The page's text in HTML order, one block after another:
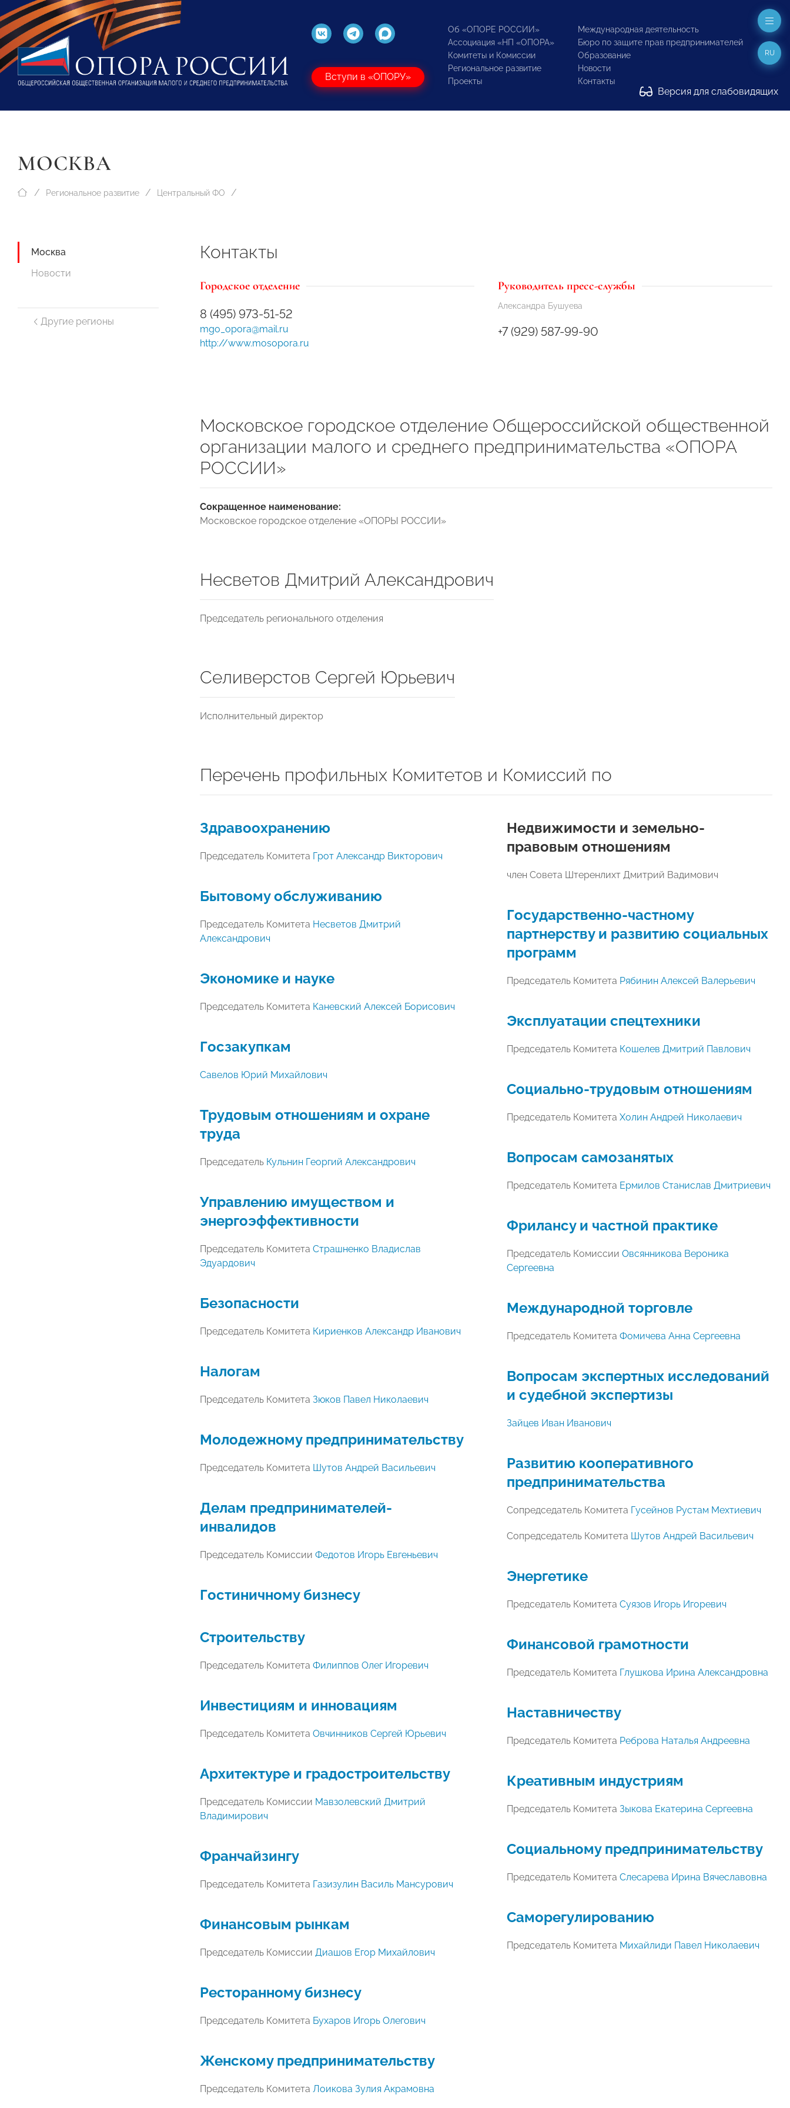
Вступи в «ОПОРУ»
Об «ОПОРЕ РОССИИ»
Ассоциация «НП «ОПОРА»
Комитеты и Комиссии
Региональное развитие
Проекты
Международная деятельность
Бюро по защите прав предпринимателей
Образование
Новости
Контакты
Версия для слабовидящих
RU
МОСКВА
Региональное развитие Центральный ФО
Москва
Новости
Другие регионы
Контакты
Городское отделение
8 (495) 973-51-52
mgo_opora@mail.ru
http://www.mosopora.ru
Руководитель пресс-службы
Александра Бушуева
+7 (929) 587-99-90
Московское городское отделение Общероссийской общественной
организации малого и среднего предпринимательства «ОПОРА
РОССИИ»
Сокращенное наименование:
Московское городское отделение «ОПОРЫ РОССИИ»
Несветов Дмитрий Александрович
Председатель регионального отделения
Селиверстов Сергей Юрьевич
Исполнительный директор
Перечень профильных Комитетов и Комиссий по
Здравоохранению
Председатель Комитета Грот Александр Викторович
Бытовому обслуживанию
Председатель Комитета Несветов Дмитрий
Александрович
Экономике и науке
Председатель Комитета Каневский Алексей Борисович
Госзакупкам
Савелов Юрий Михайлович
Трудовым отношениям и охране
труда
Председатель Кульнин Георгий Александрович
Управлению имуществом и
энергоэффективности
Председатель Комитета Страшненко Владислав
Эдуардович
Безопасности
Председатель Комитета Кириенков Александр Иванович
Налогам
Председатель Комитета Зюков Павел Николаевич
Молодежному предпринимательству
Председатель Комитета Шутов Андрей Васильевич
Делам предпринимателей-
инвалидов
Председатель Комиссии Федотов Игорь Евгеньевич
Гостиничному бизнесу
Строительству
Председатель Комитета Филиппов Олег Игоревич
Инвестициям и инновациям
Председатель Комитета Овчинников Сергей Юрьевич
Архитектуре и градостроительству
Председатель Комиссии Мавзолевский Дмитрий
Владимирович
Франчайзингу
Председатель Комитета Газизулин Василь Мансурович
Финансовым рынкам
Председатель Комиссии Диашов Егор Михайлович
Ресторанному бизнесу
Председатель Комитета Бухаров Игорь Олегович
Женскому предпринимательству
Председатель Комитета Лоикова Зулия Акрамовна
Недвижимости и земельно-
правовым отношениям
член Совета Штеренлихт Дмитрий Вадимович
Государственно-частному
партнерству и развитию социальных
программ
Председатель Комитета Рябинин Алексей Валерьевич
Эксплуатации спецтехники
Председатель Комитета Кошелев Дмитрий Павлович
Социально-трудовым отношениям
Председатель Комитета Холин Андрей Николаевич
Вопросам самозанятых
Председатель Комитета Ермилов Станислав Дмитриевич
Фрилансу и частной практике
Председатель Комиссии Овсянникова Вероника
Сергеевна
Международной торговле
Председатель Комитета Фомичева Анна Сергеевна
Вопросам экспертных исследований
и судебной экспертизы
Зайцев Иван Иванович
Развитию кооперативного
предпринимательства
Сопредседатель Комитета Гусейнов Рустам Мехтиевич
Сопредседатель Комитета Шутов Андрей Васильевич
Энергетике
Председатель Комитета Суязов Игорь Игоревич
Финансовой грамотности
Председатель Комитета Глушкова Ирина Александровна
Наставничеству
Председатель Комитета Реброва Наталья Андреевна
Креативным индустриям
Председатель Комитета Зыкова Екатерина Сергеевна
Социальному предпринимательству
Председатель Комитета Слесарева Ирина Вячеславовна
Саморегулированию
Председатель Комитета Михайлиди Павел Николаевич